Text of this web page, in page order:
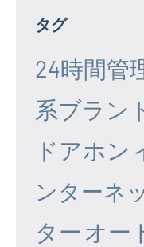
タグ
24時間管
系ブラン
ドアホン
ンターネ
ター オー